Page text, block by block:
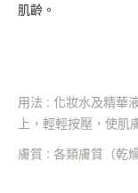
肌齡。
用法 : 化妝水及精華
上，輕輕按壓，使肌
膚質 : 各類膚質（乾